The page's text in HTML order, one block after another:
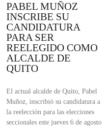
PABEL MUÑOZ
INSCRIBE SU
CANDIDATURA
PARA SER
REELEGIDO COMO
ALCALDE DE
QUITO
El actual alcalde de Quito, Pabel
Muñoz, inscribió su candidatura a
la reelección para las elecciones
seccionales este jueves 6 de agosto